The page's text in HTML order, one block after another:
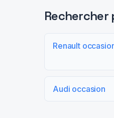
Rechercher
Renault
Audi occasion